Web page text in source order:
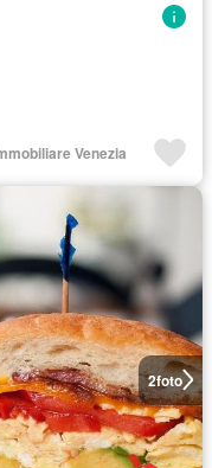
Venezia
2foto